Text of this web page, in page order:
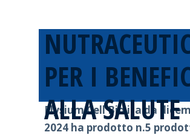
PER I
ALLA SALUTE
Elysium Cell Bio ita da
2024 ha prodotto n.5